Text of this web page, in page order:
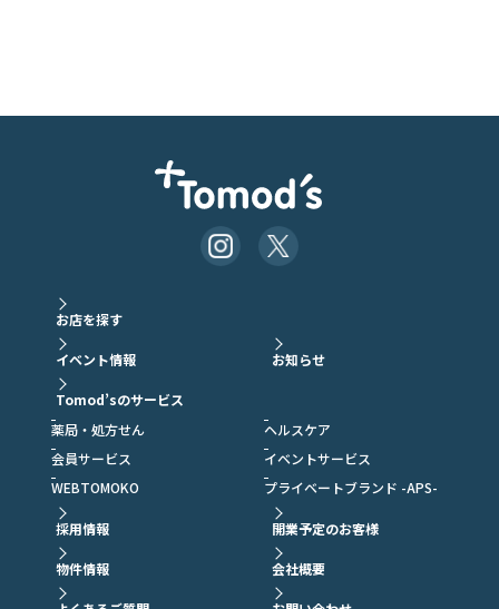
お店を探す
イベント情報 お知らせ
Tomod’sのサービス
薬局・処方せん
ヘルスケア
会員サービス
イベントサービス
WEBTOMOKO
プライベートブランド -APS-
採用情報 開業予定のお客様
物件情報 会社概要